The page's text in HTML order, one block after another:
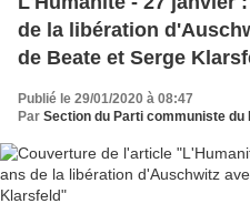
de la libération
de Beate et Serge
Publié le 29/01/2020 à 08:47
Par Section du Parti communiste du